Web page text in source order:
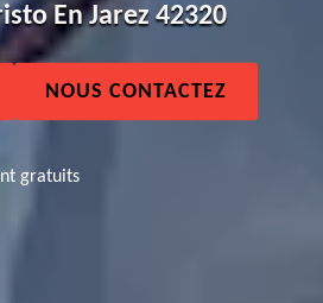
En Jarez 42320
NOUS CONTACTEZ
gratuits